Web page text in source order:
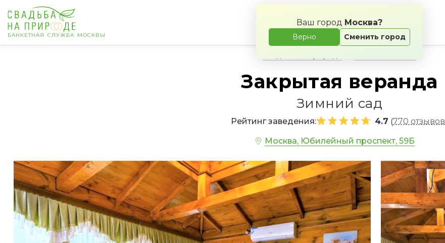
Ваш город Москва?
Верно Сменить город
БАНКЕТНАЯ СЛУЖБА МОСКВЫ
Выпускной
Корпоратив
Новогодний корпоратив
Закрытая веранда
Зимний сад
Рейтинг заведения: 4.7 (770 отзывов
Москва, Юбилейный проспект, 59Б